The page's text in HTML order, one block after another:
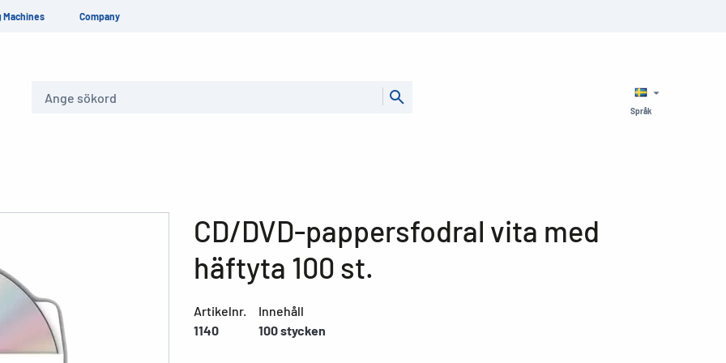
Machines Company
Språk
CD/DVD-pappersfodral vita med
häftyta 100 st.
Artikelnr.
1140
Innehåll
100 stycken